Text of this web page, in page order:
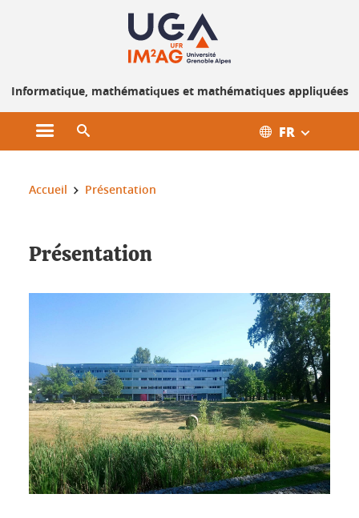
Informatique, mathématiques et mathématiques appliquées
Ouvrir le menu principal FR
Vous êtes ici :
Accueil Présentation
Présentation